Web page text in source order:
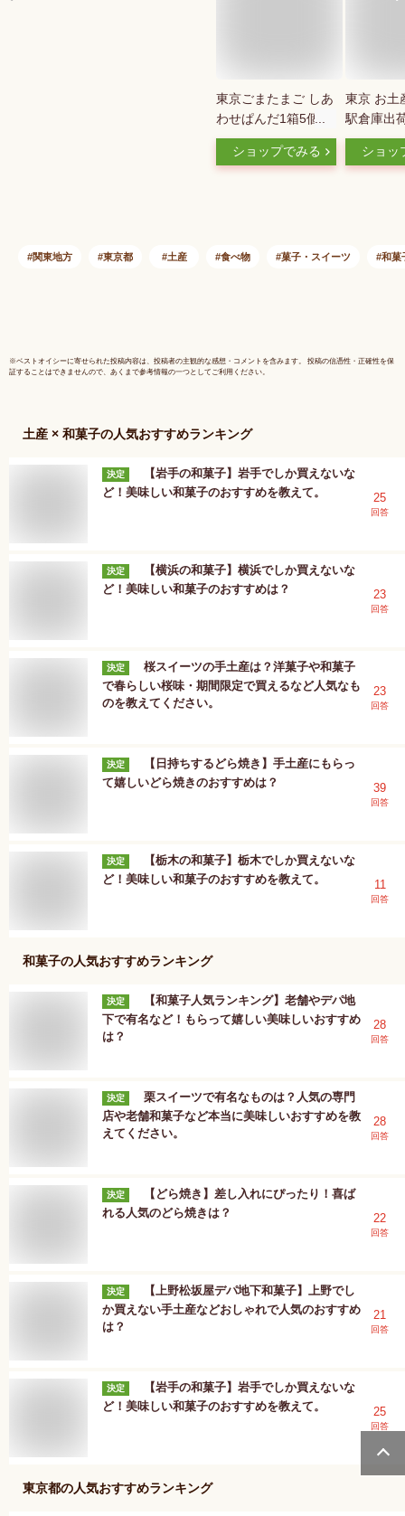
東京ごまたまご しあ
わせぱんだ1箱5個入
招きぱんだ ミルク餡
パンダ柄
ショップでみる
東京 お土
駅倉庫出
温・冷蔵
ンバン
ンダ クッ
ショッ
関東地方 東京都 土産 食べ物 菓子・スイーツ 和菓
※ベストオイシーに寄せられた投稿内容は、投稿者の主観的な感想・コメントを含みます。 投稿の信憑性・正確性を保
証することはできませんので、あくまで参考情報の一つとしてご利用ください。
土産 × 和菓子の人気おすすめランキング
決定
【岩手の和菓子】岩手でしか買えないな
ど！美味しい和菓子のおすすめを教えて。
25
回答
決定
【横浜の和菓子】横浜でしか買えないな
ど！美味しい和菓子のおすすめは？
23
回答
決定
桜スイーツの手土産は？洋菓子や和菓子
で春らしい桜味・期間限定で買えるなど人気なも
のを教えてください。
23
回答
決定
【日持ちするどら焼き】手土産にもらっ
て嬉しいどら焼きのおすすめは？
39
回答
決定
【栃木の和菓子】栃木でしか買えないな
ど！美味しい和菓子のおすすめを教えて。
11
回答
和菓子の人気おすすめランキング
決定
【和菓子人気ランキング】老舗やデパ地
下で有名など！もらって嬉しい美味しいおすすめ
は？
28
回答
決定
栗スイーツで有名なものは？人気の専門
店や老舗和菓子など本当に美味しいおすすめを教
えてください。
28
回答
決定
【どら焼き】差し入れにぴったり！喜ば
れる人気のどら焼きは？
22
回答
決定
【上野松坂屋デパ地下和菓子】上野でし
か買えない手土産などおしゃれで人気のおすすめ
は？
21
回答
決定
【岩手の和菓子】岩手でしか買えないな
ど！美味しい和菓子のおすすめを教えて。
25
回答
東京都の人気おすすめランキング